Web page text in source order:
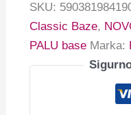
SKU:
Classic Baze,
PALU base Marka: